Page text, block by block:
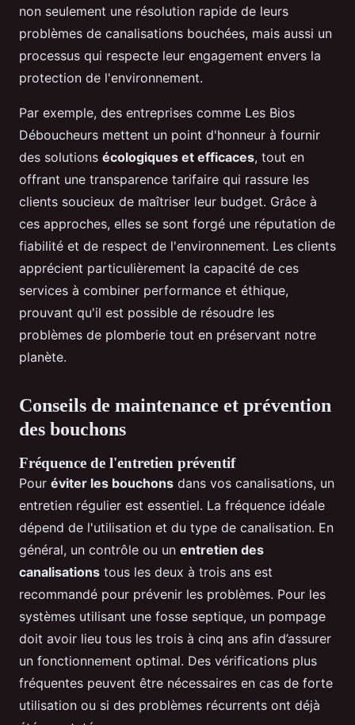
non seulement une résolution rapide de leurs
problèmes de canalisations bouchées, mais aussi un
processus qui respecte leur engagement envers la
protection de l'environnement.
Par exemple, des entreprises comme Les Bios
Déboucheurs mettent un point d'honneur à fournir
des solutions écologiques et efficaces, tout en
offrant une transparence tarifaire qui rassure les
clients soucieux de maîtriser leur budget. Grâce à
ces approches, elles se sont forgé une réputation de
fiabilité et de respect de l'environnement. Les clients
apprécient particulièrement la capacité de ces
services à combiner performance et éthique,
prouvant qu'il est possible de résoudre les
problèmes de plomberie tout en préservant notre
planète.
Conseils de maintenance et prévention
des bouchons
Fréquence de l'entretien préventif
Pour éviter les bouchons dans vos canalisations, un
entretien régulier est essentiel. La fréquence idéale
dépend de l'utilisation et du type de canalisation. En
général, un contrôle ou un entretien des
canalisations tous les deux à trois ans est
recommandé pour prévenir les problèmes. Pour les
systèmes utilisant une fosse septique, un pompage
doit avoir lieu tous les trois à cinq ans afin d’assurer
un fonctionnement optimal. Des vérifications plus
fréquentes peuvent être nécessaires en cas de forte
utilisation ou si des problèmes récurrents ont déjà